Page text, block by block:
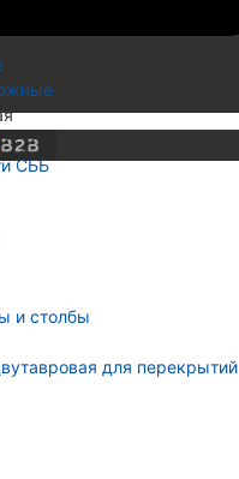
СББ
и столбы
для перекрытий